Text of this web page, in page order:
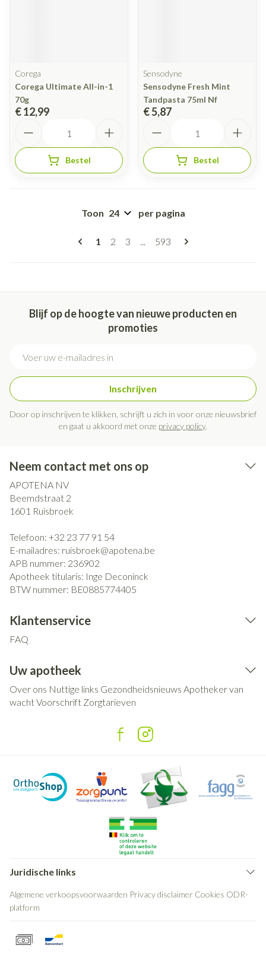
Corega
Corega Ultimate All-in-1
70g
€ 12,99
Bestel
Sensodyne
Sensodyne Fresh Mint
Tandpasta 75ml Nf
€ 5,87
Bestel
Pagina's
U lees momenteel pagina
1 Pagina
2 Pagina
3 ... Pagina
593
Toon per pagina
Blijf op de hoogte van nieuwe producten en
promoties
Inschrijven
Door op inschrijven te klikken, schrijft u zich in voor onze nieuwsbrief
en gaat u akkoord met onze privacy policy.
Neem contact met ons op
APOTENA NV
Beemdstraat 2
1601 Ruisbroek
Telefoon: +32 23 77 91 54
E-mailadres: ruisbroek@apotena.be
APB nummer: 236902
Apotheek titularis: Inge Deconinck
BTW nummer: BE0885774405
Klantenservice
FAQ
Uw apotheek
Over ons Nuttige links Gezondheidsnieuws Apotheker van
wachtVoorschrift Zorgtarieven
Juridische links
Algemene verkoopsvoorwaarden Privacy disclaimer Cookies ODR-
platform